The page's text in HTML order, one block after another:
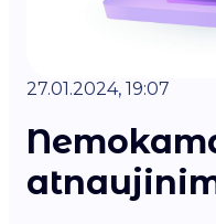
27.01.2024, 19:07